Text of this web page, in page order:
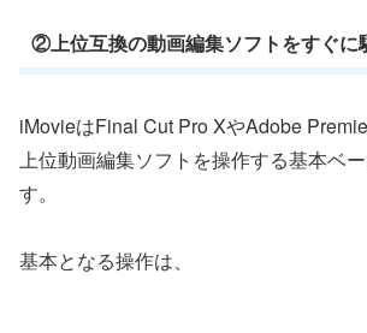
②上位互換の動画編集ソフトをすぐに
iMovieはFinal Cut Pro XやAdobe
上位動画編集ソフトを操作する基本ベ
す。
基本となる操作は、